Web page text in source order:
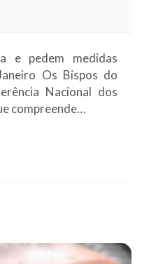
e pedem medidas
Os Bispos do
Nacional dos
compreende…